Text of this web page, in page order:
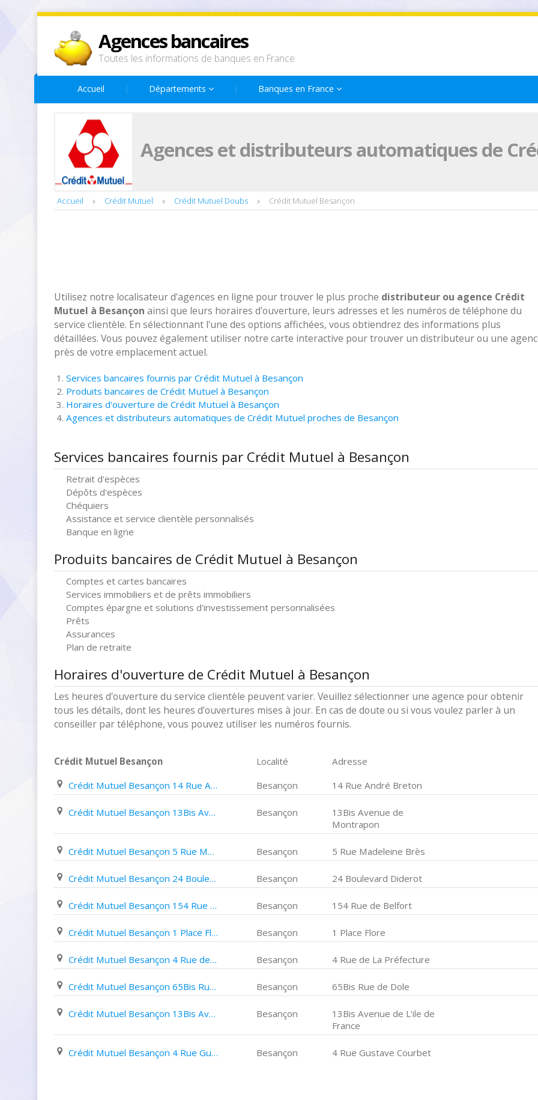
Agences bancaires
Toutes les informations de banques en France
Accueil Départements Banques en France
Agences et distributeurs automatiques de
Accueil Crédit Mutuel Crédit Mutuel Doubs Crédit Mutuel Besançon
Utilisez notre localisateur d'agences en ligne pour trouver le plus proche distributeur ou agence Crédit
Mutuel à Besançon ainsi que leurs horaires d'ouverture, leurs adresses et les numéros de téléphone du
service clientèle. En sélectionnant l'une des options affichées, vous obtiendrez des informations plus
détaillées. Vous pouvez également utiliser notre carte interactive pour trouver un distributeur ou une
près de votre emplacement actuel.
Services bancaires fournis par Crédit Mutuel à Besançon
Produits bancaires de Crédit Mutuel à Besançon
Horaires d'ouverture de Crédit Mutuel à Besançon
Agences et distributeurs automatiques de Crédit Mutuel proches de Besançon
Services bancaires fournis par Crédit Mutuel à Besançon
Retrait d'espèces
Dépôts d'espèces
Chéquiers
Assistance et service clientèle personnalisés
Banque en ligne
Produits bancaires de Crédit Mutuel à Besançon
Comptes et cartes bancaires
Services immobiliers et de prêts immobiliers
Comptes épargne et solutions d'investissement personnalisées
Prêts
Assurances
Plan de retraite
Horaires d'ouverture de Crédit Mutuel à Besançon
Les heures d'ouverture du service clientèle peuvent varier. Veuillez sélectionner une agence pour obtenir
tous les détails, dont les heures d'ouvertures mises à jour. En cas de doute ou si vous voulez parler à un
conseiller par téléphone, vous pouvez utiliser les numéros fournis.
Crédit Mutuel Besançon Localité
Adresse
Crédit Mutuel Besançon 14 Rue André Breton
Besançon 14 Rue André Breton
Crédit Mutuel Besançon 13Bis Avenue de Montrapon Besançon
13Bis Avenue de
Montrapon
Crédit Mutuel Besançon 5 Rue Madeleine Brès Besançon 5 Rue Madeleine Brès
Crédit Mutuel Besançon 24 Boulevard Diderot Besançon 24 Boulevard Diderot
Crédit Mutuel Besançon 154 Rue de Belfort Besançon 154 Rue de Belfort
Crédit Mutuel Besançon 1 Place Flore Besançon 1 Place Flore
Crédit Mutuel Besançon 4 Rue de La Préfecture Besançon 4 Rue de La Préfecture
Crédit Mutuel Besançon 65Bis Rue de Dole Besançon 65Bis Rue de Dole
Crédit Mutuel Besançon 13Bis Avenue de L'ile de France Besançon
13Bis Avenue de L'ile de
France
Crédit Mutuel Besançon 4 Rue Gustave Courbet Besançon 4 Rue Gustave Courbet